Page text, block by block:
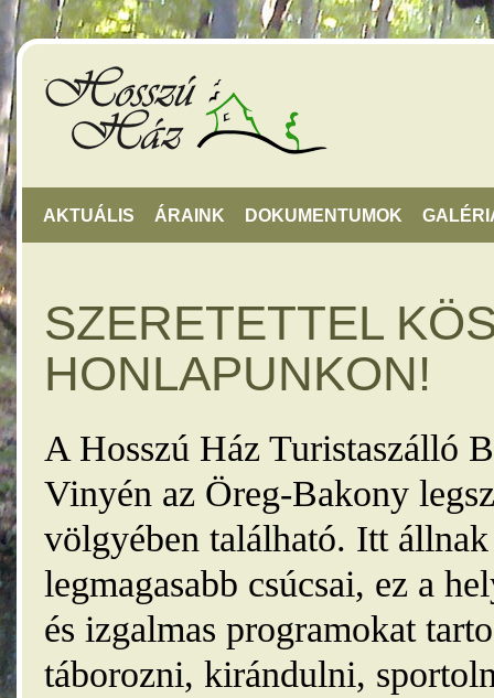
AKTUÁLIS ÁRAINK DOKUMENTUMOK
SZERETETTEL
HONLAPUNKON!
A Hosszú Ház Turistaszálló
Vinyén az Öreg-Bakony
völgyében található. Itt
legmagasabb csúcsai, ez a
és izgalmas programokat
táborozni, kirándulni,